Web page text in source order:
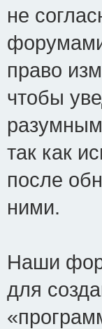
не
право
чтобы
разумным
так как
после
ними.
Наши
для